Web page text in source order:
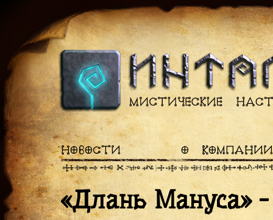
НОВОСТИ О КОМПАНИИ
«Длань Мануса»